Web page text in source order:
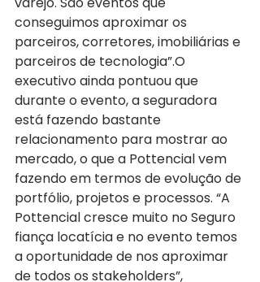
conseguimos aproximar os
parceiros, corretores, imobiliárias e
parceiros de tecnologia”.O
executivo ainda pontuou que
durante o evento, a seguradora
está fazendo bastante
relacionamento para mostrar ao
mercado, o que a Pottencial vem
fazendo em termos de evolução de
portfólio, projetos e processos. “A
Pottencial cresce muito no Seguro
fiança locatícia e no evento temos
a oportunidade de nos aproximar
de todos os stakeholders”,